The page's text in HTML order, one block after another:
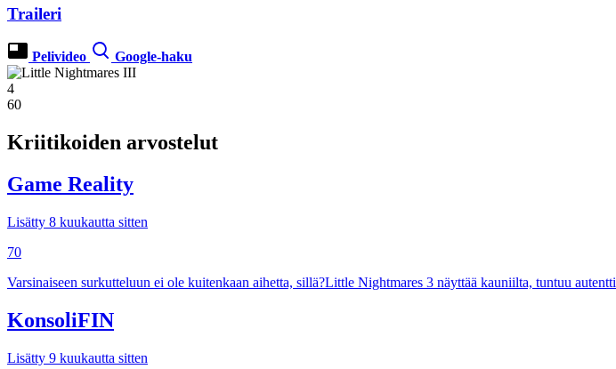
Traileri
Pelivideo Google-haku
4
60
Kriitikoiden arvostelut
Game Reality
Lisätty 8 kuukautta sitten
70
Varsinaiseen surkutteluun ei ole kuitenkaan aihetta, sillä?Little Nightmares 3 näyttää kauniilta, tuntuu
KonsoliFIN
Lisätty 9 kuukautta sitten